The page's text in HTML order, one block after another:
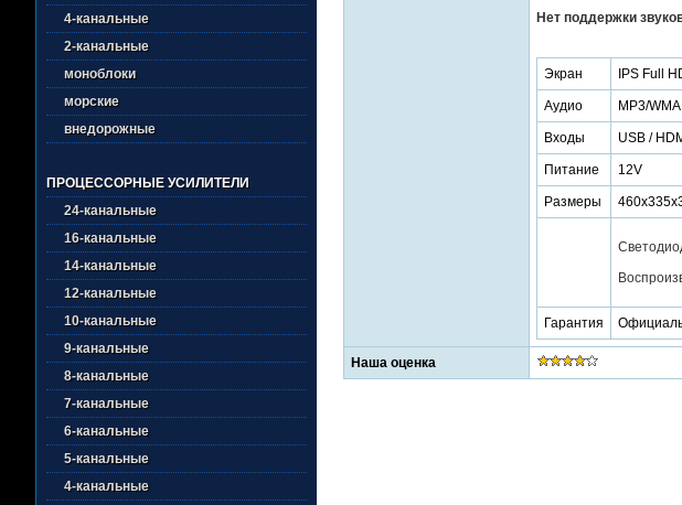
4-канальные
2-канальные
моноблоки
морские
внедорожные
ПРОЦЕССОРНЫЕ УСИЛИТЕЛИ
24-канальные
16-канальные
14-канальные
12-канальные
10-канальные
9-канальные
8-канальные
7-канальные
6-канальные
5-канальные
4-канальные
Нет поддержки
Экран IPS Full
Аудио MP3/WMA
Входы USB /
Питание 12V
Размеры
Гарантия
Наша оценка